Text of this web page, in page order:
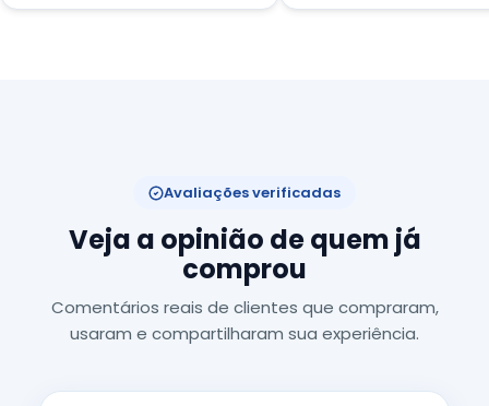
Avaliações verificadas
Veja a opinião de quem já
comprou
Comentários reais de clientes que compraram,
usaram e compartilharam sua experiência.